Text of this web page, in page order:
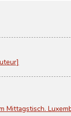
Mittagstisch.